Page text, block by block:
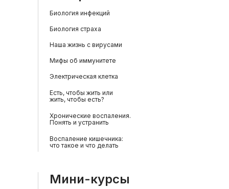
Мини-курсы
Биология инфекций
Биология страха
Наша жизнь с вирусами
Электрическая клетка
Мифы об иммунитете
Есть, чтобы жить или
жить, чтобы есть?
Хронические воспаления.
Понять и устранить
Воспаление кишечника:
что такое и что делать